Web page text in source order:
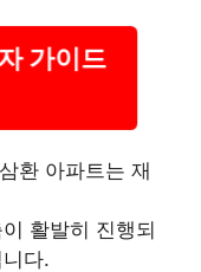
가이드
환 아파트는 재
활발히 진행되
다.